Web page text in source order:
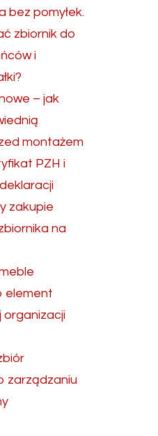
bez pomyłek.
zbiornik do
i
– jak
montażem
PZH i
zakupie
na
element
zarządzaniu